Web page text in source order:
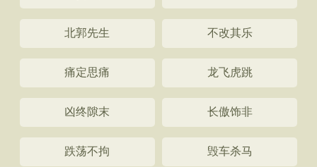
北郭先生 不改其乐
痛定思痛 龙飞虎跳
凶终隙末 长傲饰非
跌荡不拘 毁车杀马